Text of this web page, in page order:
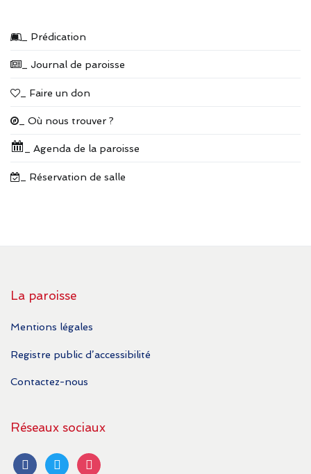
_ Prédication
_ Journal de paroisse
_ Faire un don
_ Où nous trouver ?
_ Agenda de la paroisse
_ Réservation de salle
La paroisse
Mentions légales
Registre public d’accessibilité
Contactez-nous
Réseaux sociaux
facebooktwitter instagram